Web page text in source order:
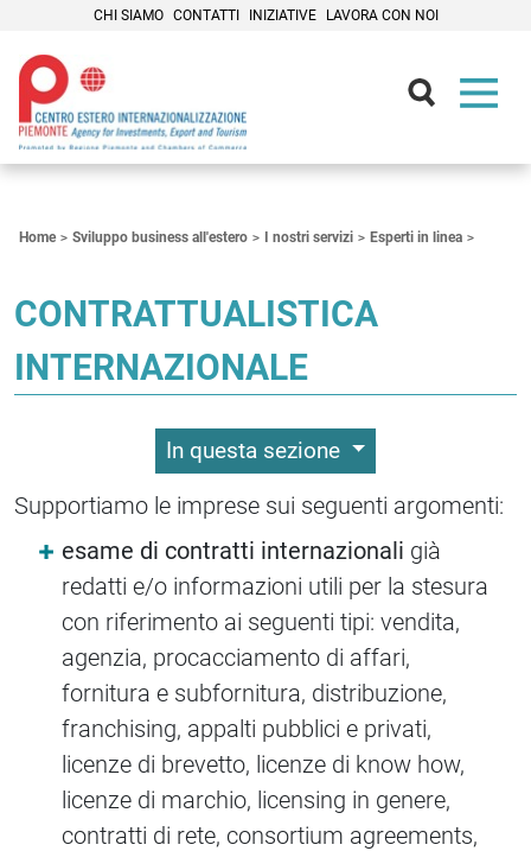
CHI SIAMO CONTATTI INIZIATIVE LAVORA CON NOI
Home Sviluppo business all'estero I nostri servizi Esperti in linea
CONTRATTUALISTICA
INTERNAZIONALE
In questa sezione
Supportiamo le imprese sui seguenti argomenti:
esame di contratti internazionali già
redatti e/o informazioni utili per la stesura
con riferimento ai seguenti tipi: vendita,
agenzia, procacciamento di affari,
fornitura e subfornitura, distribuzione,
franchising, appalti pubblici e privati,
licenze di brevetto, licenze di know how,
licenze di marchio, licensing in genere,
contratti di rete, consortium agreements,